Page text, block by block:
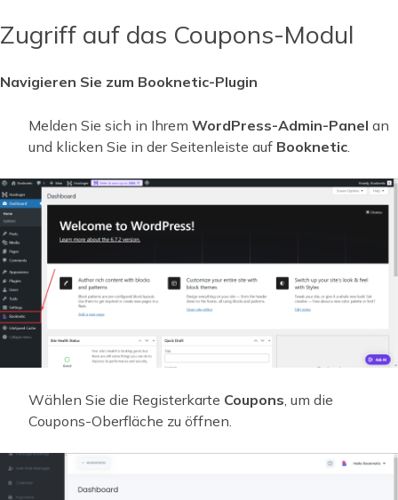
Zugriff auf das Coupons-Modul
Navigieren Sie zum Booknetic-Plugin
Melden Sie sich in Ihrem WordPress-Admin-Panel an
und klicken Sie in der Seitenleiste auf Booknetic.
Wählen Sie die Registerkarte Coupons , um die
Coupons-Oberfläche zu öffnen.